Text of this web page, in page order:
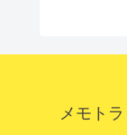
メモトラ